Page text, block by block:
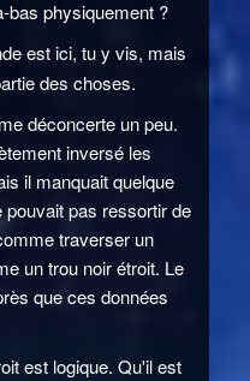
bas physiquement ?
est ici, tu y vis, mais
des choses.
déconcerte un peu.
inversé les
il manquait quelque
pouvait pas ressortir de
traverser un
un trou noir étroit. Le
que ces données
est logique. Qu'il est